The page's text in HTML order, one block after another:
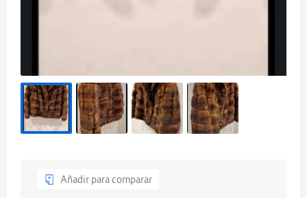
Añadir para comparar